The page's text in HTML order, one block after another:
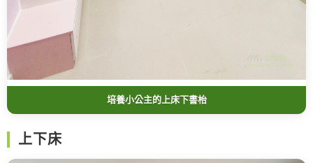
培養小公主的上床下書枱
上下床